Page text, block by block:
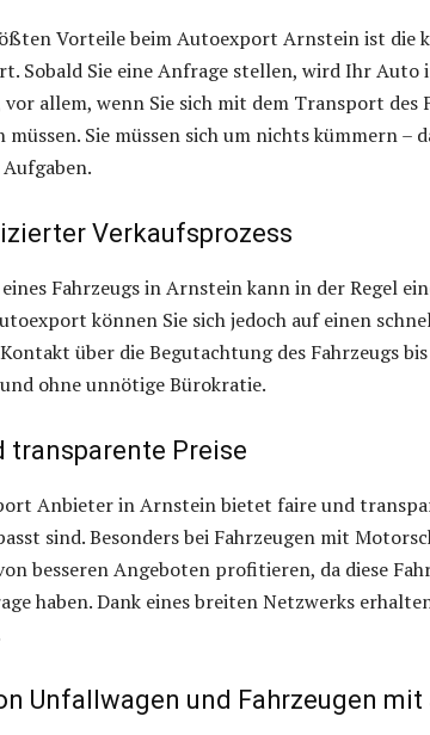
Vorteile beim Autoexport Arnstein ist die
Sobald Sie eine Anfrage stellen, wird Ihr
allem, wenn Sie sich mit dem Transport des
müssen. Sie müssen sich um nichts kümmern
Verkaufsprozess
Fahrzeugs in Arnstein kann in der Regel
können Sie sich jedoch auf einen
über die Begutachtung des Fahrzeugs
ohne unnötige Bürokratie.
transparente Preise
Anbieter in Arnstein bietet faire und
sind. Besonders bei Fahrzeugen mit
besseren Angeboten profitieren, da diese
haben. Dank eines breiten Netzwerks
Unfallwagen und Fahrzeugen mit